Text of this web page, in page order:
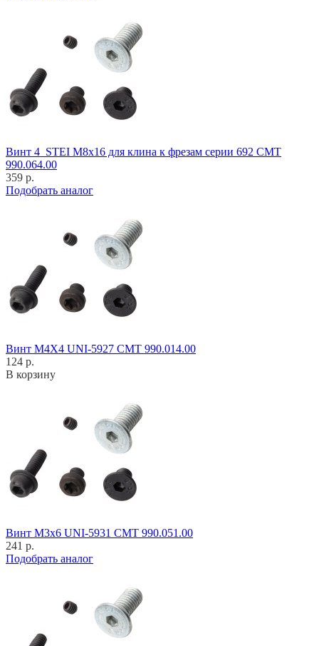
Винт 4_STEI M8x16 для клина к фрезам серии 692 CMT
990.064.00
359 р.
Подобрать аналог
Винт M4X4 UNI-5927 CMT 990.014.00
124 р.
В корзину
Винт M3x6 UNI-5931 CMT 990.051.00
241 р.
Подобрать аналог